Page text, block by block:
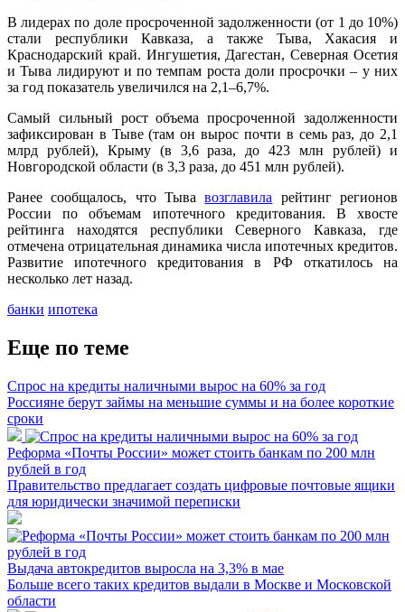
В лидерах по доле просроченной задолженности (от 1 до 10%)
стали республики Кавказа, а также Тыва, Хакасия и
Краснодарский край. Ингушетия, Дагестан, Северная Осетия
и Тыва лидируют и по темпам роста доли просрочки – у них
за год показатель увеличился на 2,1–6,7%.
Самый сильный рост объема просроченной задолженности
зафиксирован в Тыве (там он вырос почти в семь раз, до 2,1
млрд рублей), Крыму (в 3,6 раза, до 423 млн рублей) и
Новгородской области (в 3,3 раза, до 451 млн рублей).
Ранее сообщалось, что Тывавозглавила рейтинг регионов
России по объемам ипотечного кредитования. В хвосте
рейтинга находятся республики Северного Кавказа, где
отмечена отрицательная динамика числа ипотечных кредитов.
Развитие ипотечного кредитования в РФ откатилось на
несколько лет назад.
банки ипотека
Еще по теме
Спрос на кредиты наличными вырос на 60% за год
Россияне берут займы на меньшие суммы и на более короткие
сроки
Реформа «Почты России» может стоить банкам по 200 млн
рублей в год
Правительство предлагает создать цифровые почтовые ящики
для юридически значимой переписки
Выдача автокредитов выросла на 3,3% в мае
Больше всего таких кредитов выдали в Москве и Московской
области